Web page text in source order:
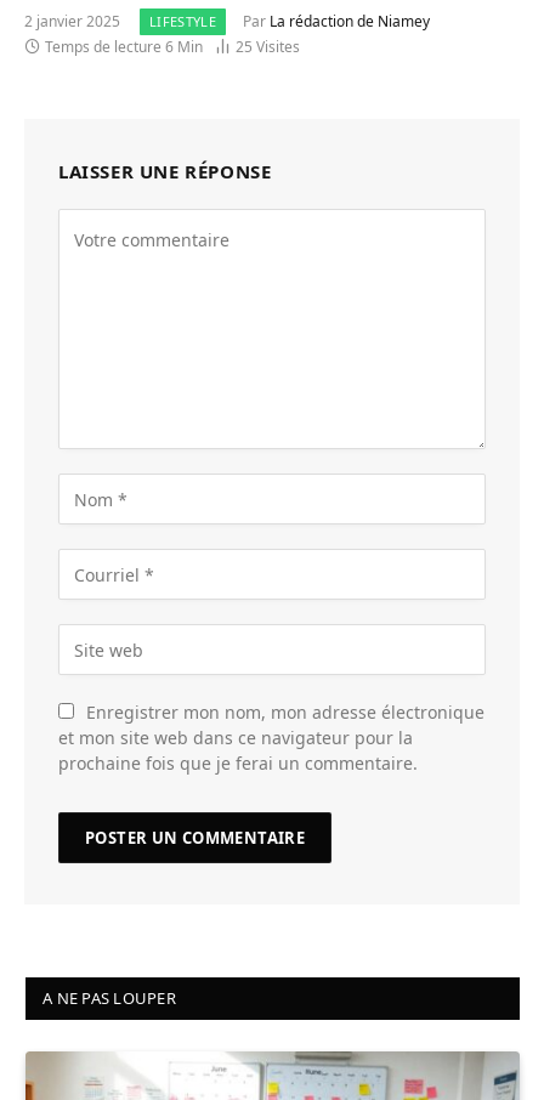
2 janvier 2025 LIFESTYLE Par La rédaction de Niamey
Temps de lecture 6 Min
25 Visites
LAISSER UNE RÉPONSE
Enregistrer mon nom, mon adresse électronique
et mon site web dans ce navigateur pour la
prochaine fois que je ferai un commentaire.
A NE PAS LOUPER